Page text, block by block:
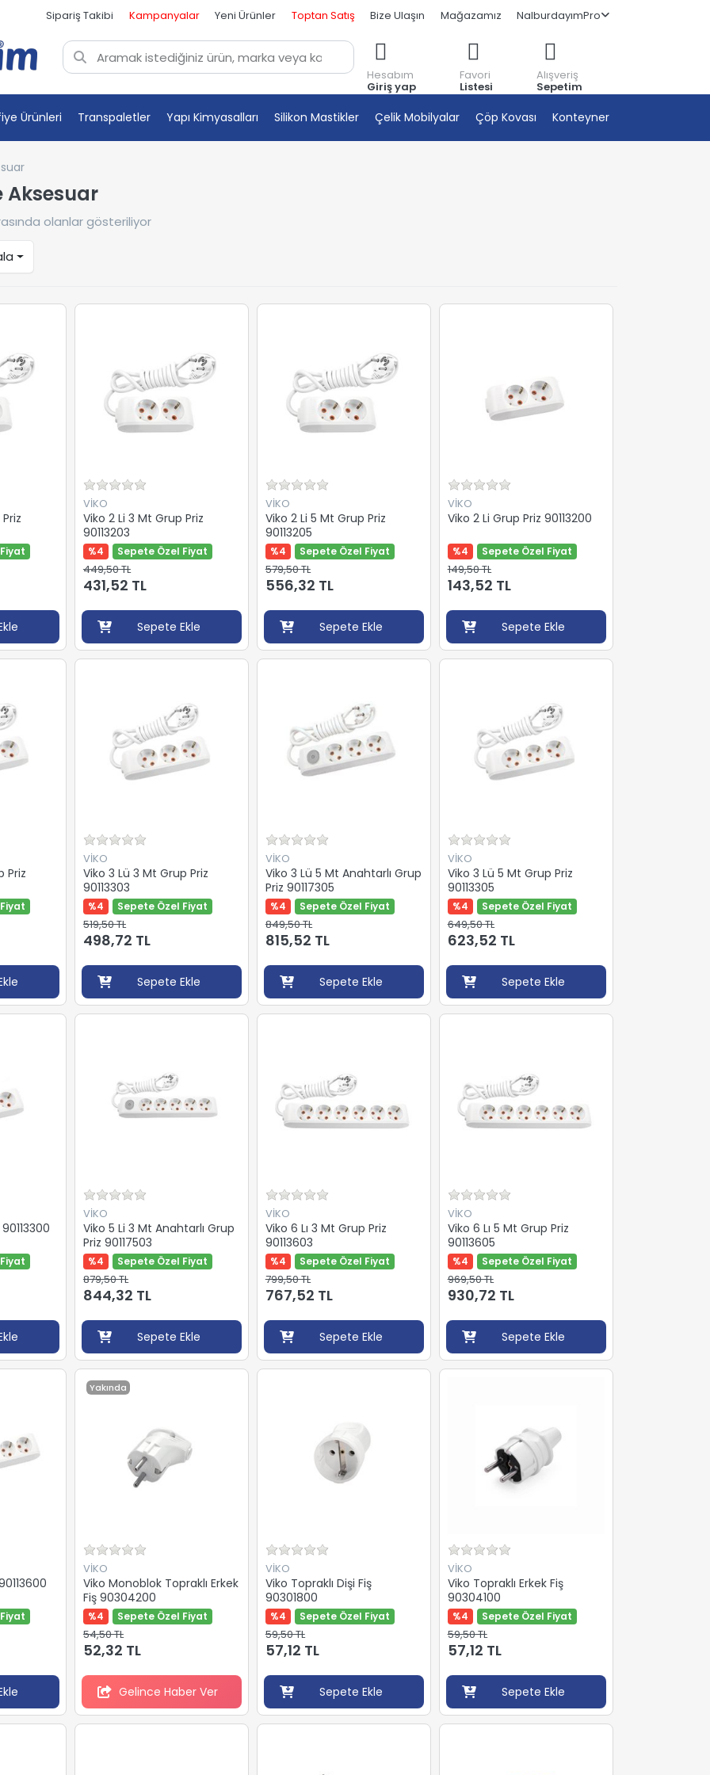
Sipariş Takibi Kampanyalar Yeni Ürünler Toptan Satış Bize Ulaşın Mağazamız NalburdayımPro
Hesabım
Giriş yap
Favori
Listesi
Alışveriş
Sepetim
Ürünleri Transpaletler Yapı Kimyasalları Silikon Mastikler Çelik Mobilyalar Çöp Kovası Konteyner
Aksesuar
olanlar gösteriliyor
VİKO
Viko 2 Li 3 Mt Grup Priz
90113203
%4 Sepete Özel Fiyat
449,50 TL
431,52 TL
Sepete Ekle
VİKO
Viko 2 Li 5 Mt Grup Priz
90113205
%4 Sepete Özel Fiyat
579,50 TL
556,32 TL
Sepete Ekle
VİKO
Viko 2 Li Grup Priz 90113200
%4 Sepete Özel Fiyat
149,50 TL
143,52 TL
Sepete Ekle
Priz
VİKO
Viko 3 Lü 3 Mt Grup Priz
90113303
%4 Sepete Özel Fiyat
519,50 TL
498,72 TL
Sepete Ekle
VİKO
Viko 3 Lü 5 Mt Anahtarlı Grup
Priz 90117305
%4 Sepete Özel Fiyat
849,50 TL
815,52 TL
Sepete Ekle
VİKO
Viko 3 Lü 5 Mt Grup Priz
90113305
%4 Sepete Özel Fiyat
649,50 TL
623,52 TL
Sepete Ekle
VİKO
Viko 5 Li 3 Mt Anahtarlı Grup
Priz 90117503
%4 Sepete Özel Fiyat
879,50 TL
844,32 TL
Sepete Ekle
VİKO
Viko 6 Lı 3 Mt Grup Priz
90113603
%4 Sepete Özel Fiyat
799,50 TL
767,52 TL
Sepete Ekle
VİKO
Viko 6 Lı 5 Mt Grup Priz
90113605
%4 Sepete Özel Fiyat
969,50 TL
930,72 TL
Sepete Ekle
Yakında
VİKO
Viko Monoblok Topraklı Erkek
Fiş 90304200
%4 Sepete Özel Fiyat
54,50 TL
52,32 TL
Gelince Haber Ver
VİKO
Viko Topraklı Dişi Fiş
90301800
%4 Sepete Özel Fiyat
59,50 TL
57,12 TL
Sepete Ekle
VİKO
Viko Topraklı Erkek Fiş
90304100
%4 Sepete Özel Fiyat
59,50 TL
57,12 TL
Sepete Ekle